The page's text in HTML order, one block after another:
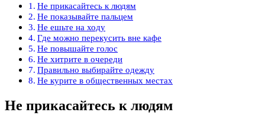
Не прикасайтесь к людям
Не показывайте пальцем
Не ешьте на ходу
Где можно перекусить вне кафе
Не повышайте голос
Не хитрите в очереди
Правильно выбирайте одежду
Не курите в общественных местах
Не прикасайтесь к людям